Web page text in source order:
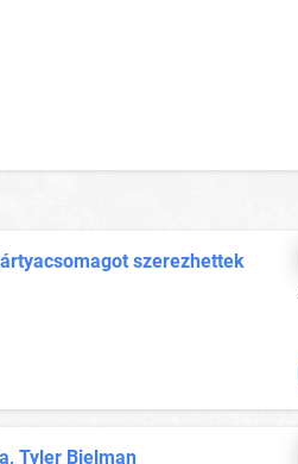
szerezhettek
Tyler Bielman